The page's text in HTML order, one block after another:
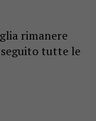
rimanere
seguito tutte le